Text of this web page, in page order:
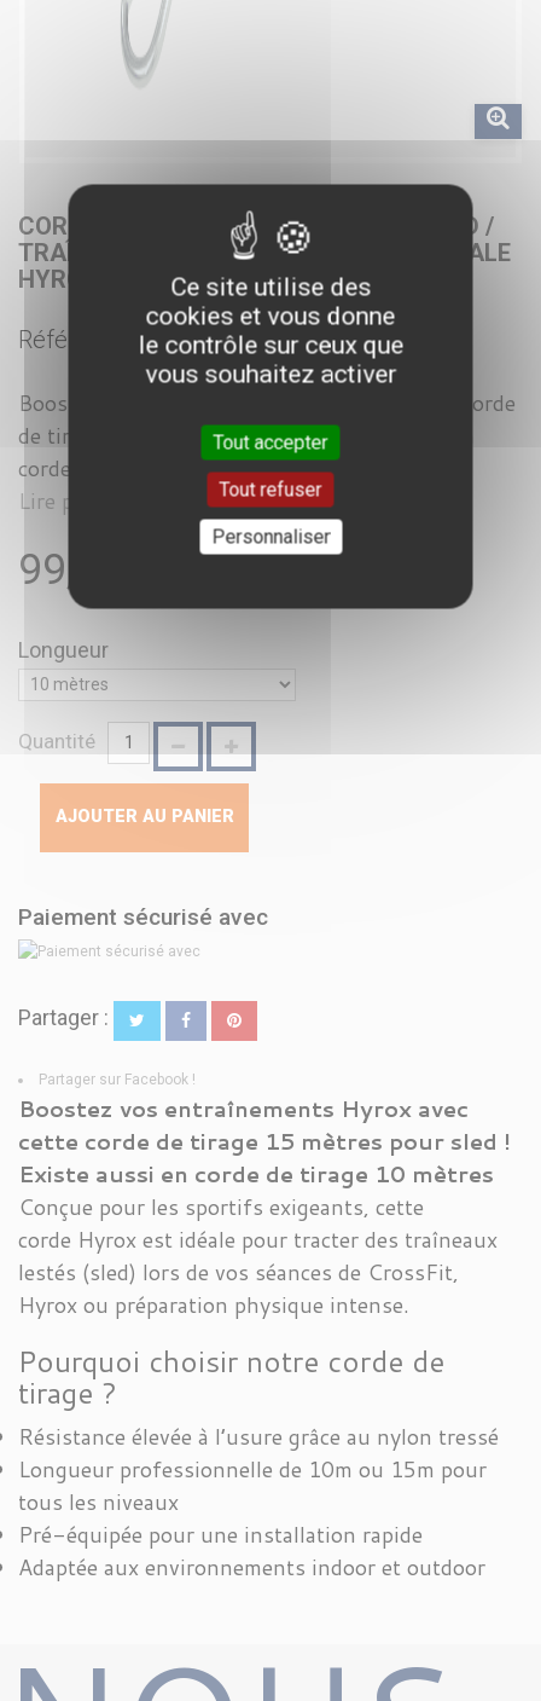
CORDE DE TIRAGE 10 OU 15M POUR SLED /
TRAÎNEAU AVEC MOUSQUETON – SPÉCIALE
HYROX & CROSSFIT
Référence : LMX1278
Boostez vos entraînements Hyrox avec cette corde
de tirage 15 mètres pour sled ! Existe aussi en
corde de tirage 10 ...
Lire plus
99,99 €
Longueur
Quantité
AJOUTER AU PANIER
Paiement sécurisé avec
Partager :
Partager sur Facebook !
Boostez vos entraînements Hyrox avec
cette corde de tirage 15 mètres pour sled !
Existe aussi en corde de tirage 10 mètres
Conçue pour les sportifs exigeants, cette
corde Hyrox est idéale pour tracter des traîneaux
lestés (sled) lors de vos séances de CrossFit,
Hyrox ou préparation physique intense.
Pourquoi choisir notre corde de
tirage ?
Résistance élevée à l’usure grâce au nylon tressé
Longueur professionnelle de 10m ou 15m pour
tous les niveaux
Pré-équipée pour une installation rapide
Adaptée aux environnements indoor et outdoor
Ce site utilise des
cookies et vous donne
le contrôle sur ceux que
vous souhaitez activer
Tout accepter
Tout refuser
Personnaliser